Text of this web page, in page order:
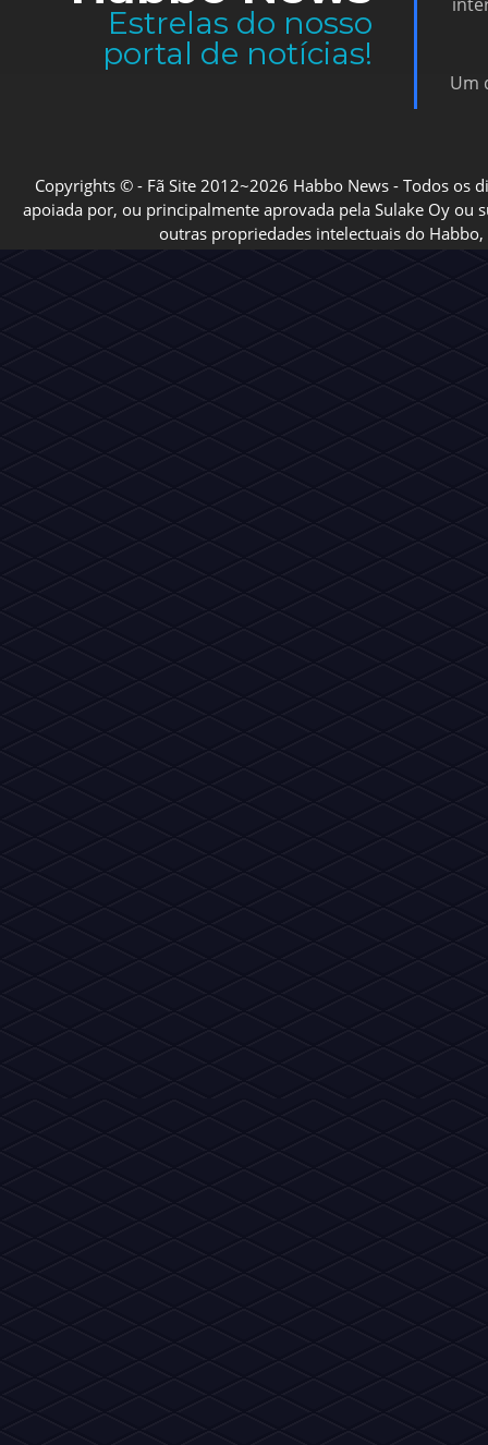
Estrelas do nosso
portal de notícias!
Um
Copyrights © - Fã Site 2012~2026 Habbo News - Todos os
apoiada por, ou principalmente aprovada pela Sulake Oy ou
outras propriedades intelectuais do